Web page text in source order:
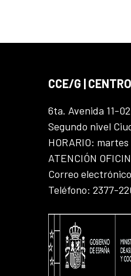
CCE/G |
6ta. Avenida 11-
Segundo nivel
HORARIO:
ATENCIÓN
Correo
Teléfono: 2377-